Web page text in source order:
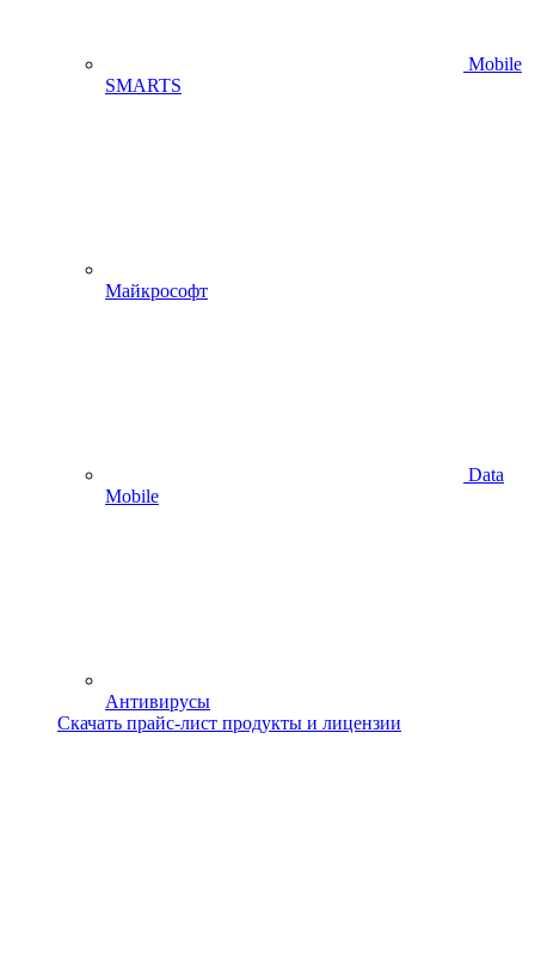
Mobile
SMARTS
Майкрософт
Data
Mobile
Антивирусы
Скачать прайс-лист продукты и лицензии